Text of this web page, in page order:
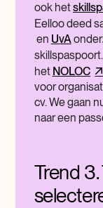
ook het
Eelloo deed
en UvA
het NOLOC
voor
cv. We gaan
naar een
Trend